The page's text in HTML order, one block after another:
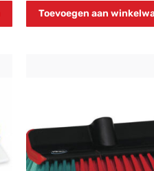
Toevoegen aan